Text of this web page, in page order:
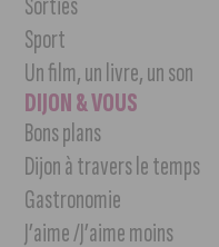
Sport
Un film, un livre, un son
DIJON & VOUS
Bons plans
Dijon à travers le temps
Gastronomie
J’aime /J’aime moins